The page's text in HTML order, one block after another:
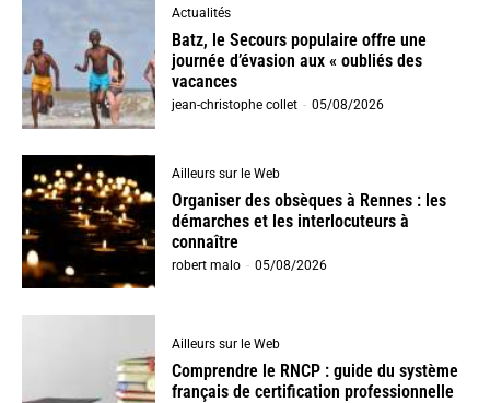
Actualités
Batz, le Secours populaire offre une
journée d’évasion aux « oubliés des
vacances
jean-christophe collet - 05/08/2026
Ailleurs sur le Web
Organiser des obsèques à Rennes : les
démarches et les interlocuteurs à
connaître
robert malo - 05/08/2026
Ailleurs sur le Web
Comprendre le RNCP : guide du système
français de certification professionnelle